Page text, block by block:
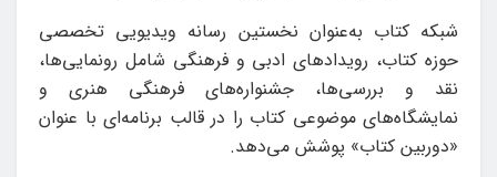
شبکه کتاب به‌عنوان نخستین رسانه ویدیویی تخصصی
حوزه کتاب، رویدادهای ادبی و فرهنگی شامل رونمایی‌ها،
نقد و بررسی‌ها، جشنواره‌های فرهنگی هنری و
نمایشگاه‌های موضوعی کتاب را در قالب برنامه‌ای با عنوان
«دوربین کتاب» پوشش می‌دهد.